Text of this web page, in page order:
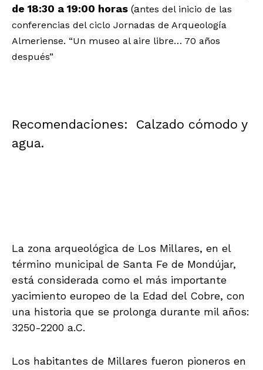
de 18:30 a 19:00 horas (antes del inicio de las
conferencias del ciclo Jornadas de Arqueología
Almeriense. “Un museo al aire libre… 70 años
después”
Recomendaciones: Calzado cómodo y
agua.
La zona arqueológica de Los Millares, en el
término municipal de Santa Fe de Mondújar,
está considerada como el más importante
yacimiento europeo de la Edad del Cobre, con
una historia que se prolonga durante mil años:
3250-2200 a.C.
Los habitantes de Millares fueron pioneros en